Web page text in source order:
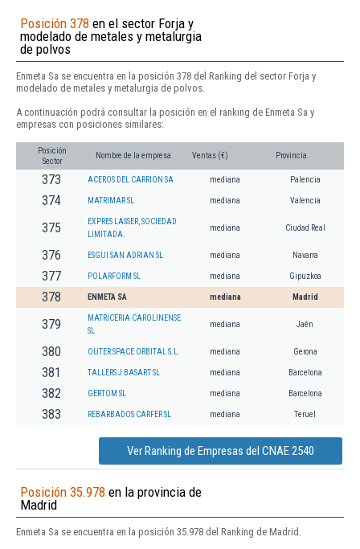
Posición 378 en el sector Forja y
modelado de metales y metalurgia
de polvos
Enmeta Sa se encuentra en la posición 378 del Ranking del sector Forja y
modelado de metales y metalurgia de polvos.
A continuación podrá consultar la posición en el ranking de Enmeta Sa y
empresas con posiciones similares:
Posición
Sector
Nombre de la empresa Ventas (€) Provincia
373 ACEROS DEL CARRION SA mediana Palencia
374 MATRIMAR SL mediana Valencia
375
EXPRES LASSER, SOCIEDAD
LIMITADA.
mediana Ciudad Real
376 ESGUI SAN ADRIAN SL mediana Navarra
377 POLARFORM SL mediana Gipuzkoa
378 ENMETA SA mediana Madrid
379
MATRICERIA CAROLINENSE
SL
mediana Jaén
380 OUTER SPACE ORBITAL S.L. mediana Gerona
381 TALLERS J BASART SL mediana Barcelona
382 GERTOM SL mediana Barcelona
383 REBARBADOS CARFER SL mediana Teruel
Ver Ranking de Empresas del CNAE 2540
Posición 35.978 en la provincia de
Madrid
Enmeta Sa se encuentra en la posición 35.978 del Ranking de Madrid.